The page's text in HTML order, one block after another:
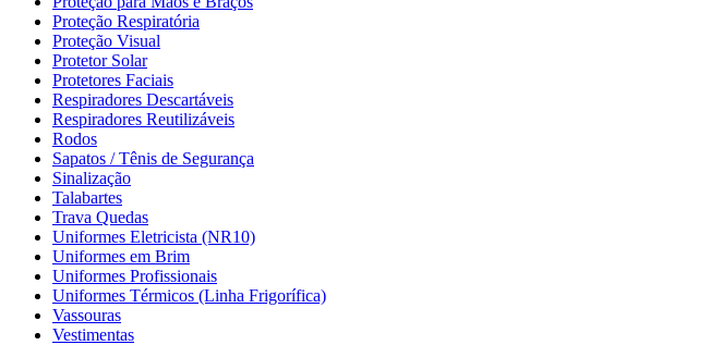
Proteção Respiratória
Proteção Visual
Protetor Solar
Protetores Faciais
Respiradores Descartáveis
Respiradores Reutilizáveis
Rodos
Sapatos / Tênis de Segurança
Sinalização
Talabartes
Trava Quedas
Uniformes Eletricista (NR10)
Uniformes em Brim
Uniformes Profissionais
Uniformes Térmicos (Linha Frigorífica)
Vassouras
Vestimentas